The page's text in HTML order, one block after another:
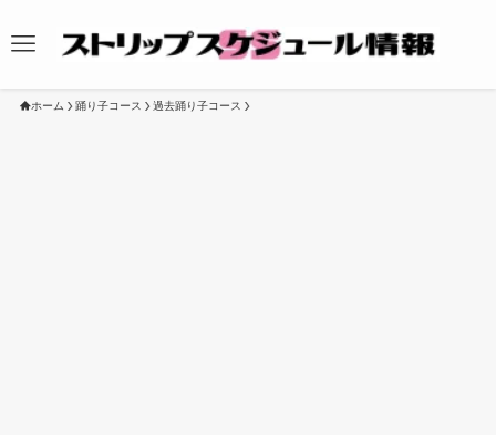
ホーム 踊り子コース 過去踊り子コース